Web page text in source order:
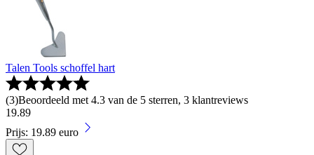
Talen Tools schoffel hart
(3)Beoordeeld met 4.3 van de 5 sterren, 3 klantreviews
19.89
Prijs: 19.89 euro